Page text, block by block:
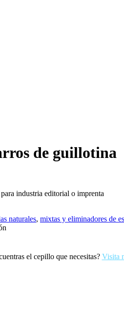
de guillotina
industria editorial o imprenta
naturales, mixtas y eliminadores de
el cepillo que necesitas? Visita